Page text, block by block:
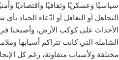
سياسيًا وعسكريًا وثقافيًا واقتصاديًا
التجاهل أو التغافل أو ادّعاء الحياد
الأحداث على كوكب الأرض، وأصبحنا
الشاملة التي كانت تتراكم أسبابها
مختلفة ولأسباب متفاوتة، رغم كل